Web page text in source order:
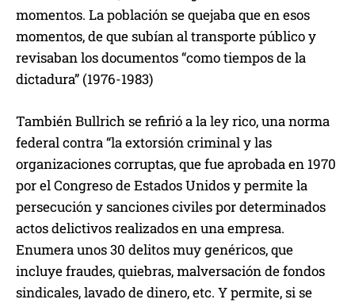
momentos. La población se quejaba que en esos
momentos, de que subían al transporte público y
revisaban los documentos “como tiempos de la
dictadura” (1976-1983)
También Bullrich se refirió a la ley rico, una norma
federal contra “la extorsión criminal y las
organizaciones corruptas, que fue aprobada en 1970
por el Congreso de Estados Unidos y permite la
persecución y sanciones civiles por determinados
actos delictivos realizados en una empresa.
Enumera unos 30 delitos muy genéricos, que
incluye fraudes, quiebras, malversación de fondos
sindicales, lavado de dinero, etc. Y permite, si se